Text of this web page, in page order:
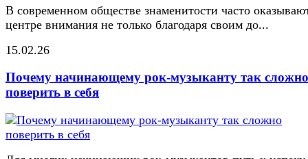
В современном обществе знаменитости часто
центре внимания не только благодаря своим до...
15.02.26
Почему начинающему рок-музыканту так сложно
поверить в себя